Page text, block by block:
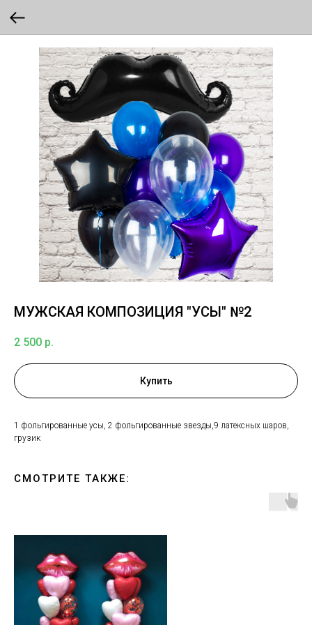
МУЖСКАЯ КОМПОЗИЦИЯ "УСЫ" №2
2 500 р.
Купить
1 фольгированные усы, 2 фольгированные звезды,9 латексных шаров,
грузик
СМОТРИТЕ ТАКЖЕ: